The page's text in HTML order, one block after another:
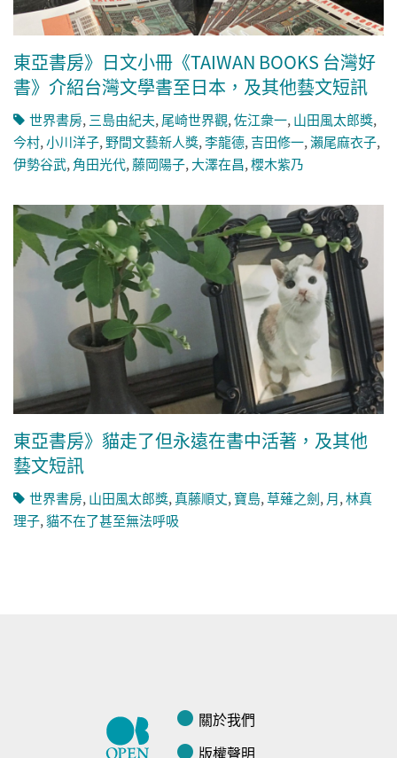
東亞書房》日文小冊《TAIWAN BOOKS 台灣好
書》介紹台灣文學書至日本，及其他藝文短訊
世界書房, 三島由紀夫, 尾崎世界觀,佐江衆一, 山田風太郎獎,
今村,小川洋子, 野間文藝新人獎,李龍德, 吉田修一,瀨尾麻衣子,
伊勢谷武, 角田光代,藤岡陽子, 大澤在昌,櫻木紫乃
東亞書房》貓走了但永遠在書中活著，及其他
藝文短訊
世界書房,山田風太郎獎,真藤順丈,寶島,草薙之劍,月,林真
理子,貓不在了甚至無法呼吸
關於我們
版權聲明